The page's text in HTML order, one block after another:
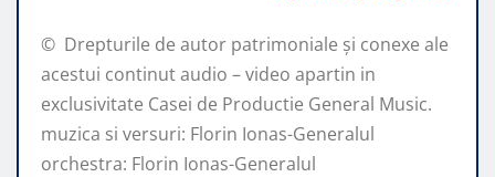
© ️ Drepturile de autor patrimoniale și conexe ale
acestui continut audio – video apartin in
exclusivitate Casei de Productie General Music.
muzica si versuri: Florin Ionas-Generalul
orchestra: Florin Ionas-Generalul